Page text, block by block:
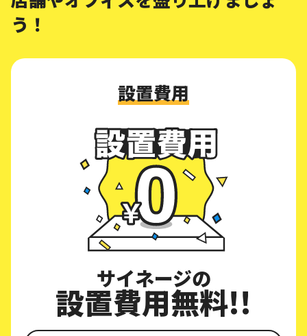
う！
設置費用
サイネージの
設置費用無料!!